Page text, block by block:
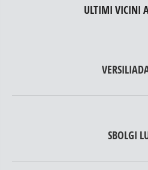
ULTIMI VICINI
SBOLGI